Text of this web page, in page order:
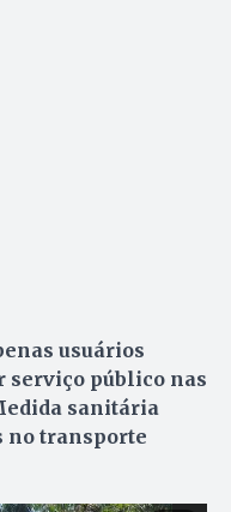
usuários
serviço público nas
sanitária
no transporte